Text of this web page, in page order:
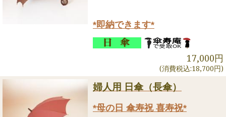
*即納できます*
17,000円
(消費税込:18,700円)
婦人用 日傘（長傘）
*母の日 傘寿祝 喜寿祝*